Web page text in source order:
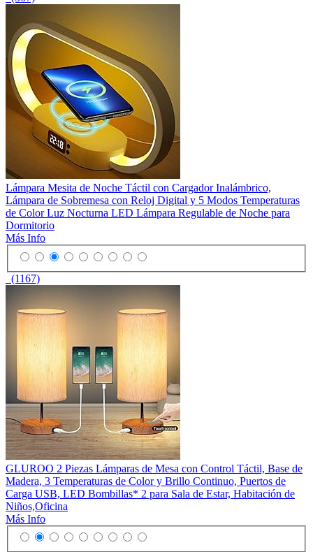
Lámpara Mesita de Noche Táctil con Cargador Inalámbrico,
Lámpara de Sobremesa con Reloj Digital y 5 Modos Temperaturas
de Color Luz Nocturna LED Lámpara Regulable de Noche para
Dormitorio
Más Info
(1167)
GLUROO 2 Piezas Lámparas de Mesa con Control Táctil, Base de
Madera, 3 Temperaturas de Color y Brillo Continuo, Puertos de
Carga USB, LED Bombillas* 2 para Sala de Estar, Habitación de
Niños,Oficina
Más Info